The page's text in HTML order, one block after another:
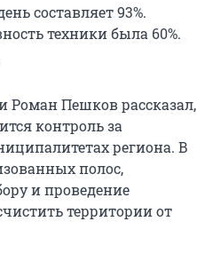
составляет 93%.
техники была 60%.
Роман Пешков рассказал,
контроль за
региона. В
полос,
и проведение
территории от